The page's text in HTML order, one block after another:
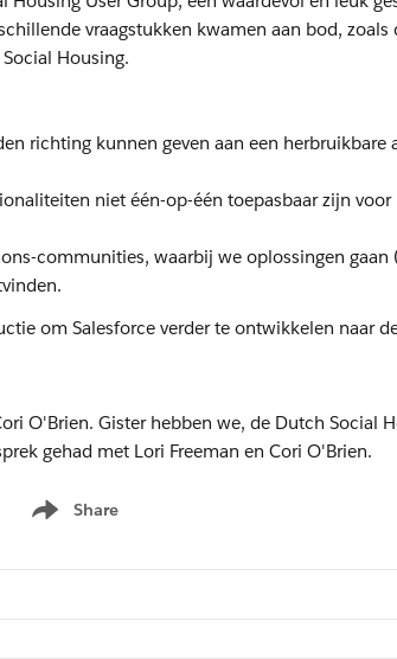
vraagstukken kwamen aan bod, zoals
Housing.
richting kunnen geven aan een
niet één-op-één toepasbaar zijn voor
communities, waarbij we oplossingen gaan
om Salesforce verder te ontwikkelen naar
Share
Show menu